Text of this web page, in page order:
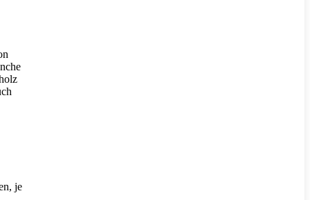
je